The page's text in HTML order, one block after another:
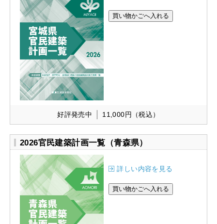
好評発売中 11,000円 （税込）
2026官民建築計画一覧（青森県）
詳しい内容を見る